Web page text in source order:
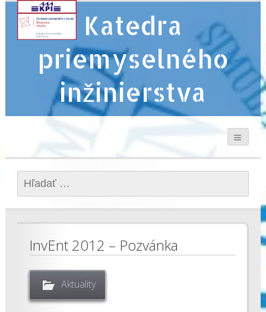
Katedra
priemyselného
inžinierstva
Hľadať:
InvEnt 2012 – Pozvánka
Aktuality